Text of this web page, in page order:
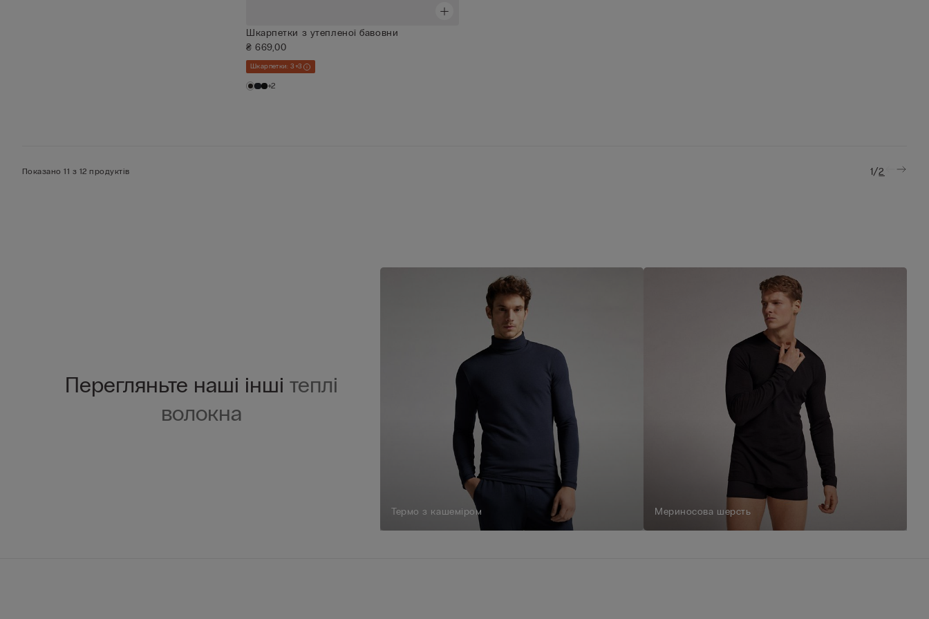
Шкарпетки з утепленої бавовни
₴ 669,00
Шкарпетки: 3+3
+2
Показано 11 з 12 продуктів 1/2
Перегляньте наші інші теплі
волокна
Термо з кашеміром Мериносова шерсть